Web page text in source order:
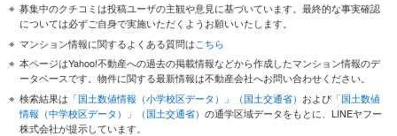
募集中のクチコミは投稿ユーザの主観や意見に基づいています。最終的な事実確認
については必ずご自身で実施いただくようお願いいたします。
マンション情報に関するよくある質問はこちら
本ページはYahoo!不動産への過去の掲載情報などから作成したマンション情報のデ
ータベースです。物件に関する最新情報は不動産会社へお問い合わせください。
検索結果は 「国土数値情報（小学校区データ）」（国土交通省） および 「国土数値
情報（中学校区データ）」（国土交通省） の通学区域データをもとに、LINEヤフー
株式会社が提示しています。